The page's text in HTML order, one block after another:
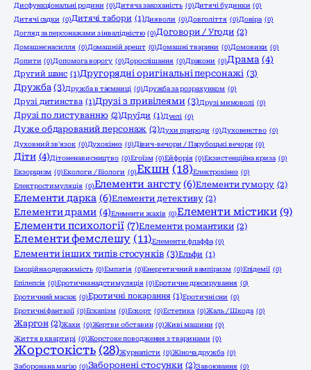
Дисфункціональні родини (0)Дитяча закоханість (0)Дитячі будинки (0)
Дитячі садки (0)Дитячі табори (1)Дияволи (0)Довголіття (0)Довіра (0)
Догляд за персонажами з інвалідністю (0)Договори / Угоди (2)
Домашнє насилля (0)Домашній арешт (0)Домашні тварини (0)Домовики (0)
Допити (0)Допомога ворогу (0)Дорослішання (0)Дракони (0)Драма (4)
Другий шанс (1)Другорядні оригінальні персонажі (3)
Дружба (3)Дружба в таємниці (0)Дружба за розрахунком (0)
Друзі дитинства (1)Друзі з привілеями (3)Друзі мимоволі (0)
Друзі по листуванню (2)Друїди (1)Дуелі (0)
Дуже обдарований персонаж (2)Духи природи (0)Духовенство (0)
Духовний зв'язок (0)Духокінез (0)Дівич-вечори / Парубоцькі вечори (0)
Діти (4)Дітоненависництво (0)Егоїзм (0)Ейфорія (0)Екзистенційна криза (0)
Екзорцизм (0)Екологи / Біологи (0)Екшн (18)Електрокінез (0)
Електростимуляція (0)Елементи ангсту (6)Елементи гумору (2)
Елементи дарка (6)Елементи детективу (2)
Елементи драми (4)Елементи жахів (0)Елементи містики (9)
Елементи психології (7)Елементи романтики (2)
Елементи фемслешу (11)Елементи флаффа (0)
Елементи інших типів стосунків (3)Ельфи (1)
Емоційна одержимість (0)Емпатія (0)Енергетичний вампіризм (0)Епідемії (0)
Епілепсія (0)Еротична надстимуляція (0)Еротичне дресирування (0)
Еротичний масаж (0)Еротичні покарання (1)Еротичні сни (0)
Еротичні фантазії (0)Ескапізм (0)Ескорт (0)Естетика (0)Жаль / Шкода (0)
Жаргон (2)Жахи (0)Жертви обставин (0)Живі машини (0)
Життя в квартирі (0)Жорстоке поводження з тваринами (0)
Жорстокість (28)Журналісти (0)Жіноча дружба (0)
Заборона на магію (0)Заборонені стосунки (2)Завоювання (0)